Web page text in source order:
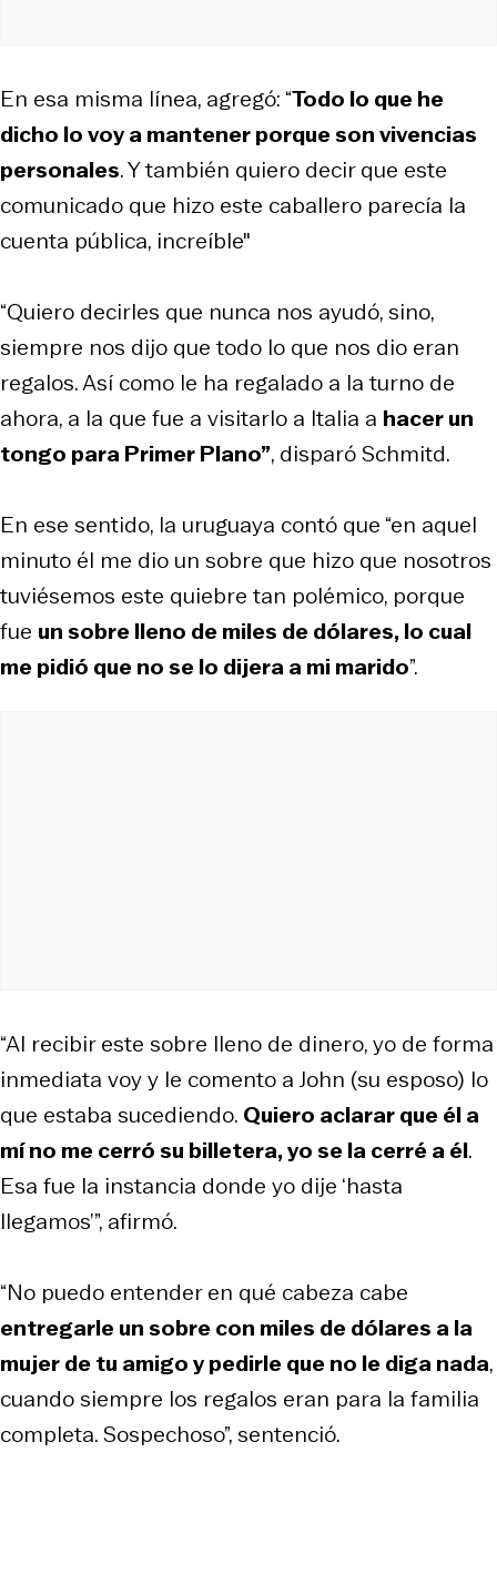
En esa misma línea, agregó: “Todo lo que he
dicho lo voy a mantener porque son vivencias
personales. Y también quiero decir que este
comunicado que hizo este caballero parecía la
cuenta pública, increíble"
“Quiero decirles que nunca nos ayudó, sino,
siempre nos dijo que todo lo que nos dio eran
regalos. Así como le ha regalado a la turno de
ahora, a la que fue a visitarlo a Italia a hacer un
tongo para Primer Plano”, disparó Schmitd.
En ese sentido, la uruguaya contó que “en aquel
minuto él me dio un sobre que hizo que nosotros
tuviésemos este quiebre tan polémico, porque
fue un sobre lleno de miles de dólares, lo cual
me pidió que no se lo dijera a mi marido”.
“Al recibir este sobre lleno de dinero, yo de forma
inmediata voy y le comento a John (su esposo) lo
que estaba sucediendo. Quiero aclarar que él a
mí no me cerró su billetera, yo se la cerré a él.
Esa fue la instancia donde yo dije ‘hasta
llegamos’”, afirmó.
“No puedo entender en qué cabeza cabe
entregarle un sobre con miles de dólares a la
mujer de tu amigo y pedirle que no le diga nada,
cuando siempre los regalos eran para la familia
completa. Sospechoso”, sentenció.